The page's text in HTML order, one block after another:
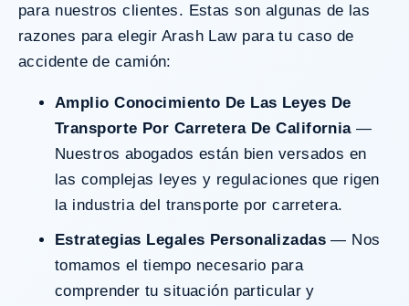
para nuestros clientes. Estas son algunas de las
razones para elegir Arash Law para tu caso de
accidente de camión:
Amplio Conocimiento De Las Leyes De
Transporte Por Carretera De California—
Nuestros abogados están bien versados en
las complejas leyes y regulaciones que rigen
la industria del transporte por carretera.
Estrategias Legales Personalizadas — Nos
tomamos el tiempo necesario para
comprender tu situación particular y